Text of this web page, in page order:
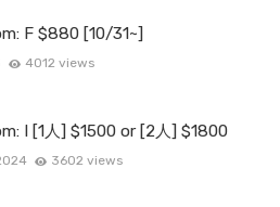
F $880 [10/31~]
4012 views
I [1人] $1500 or [2人] $1800
3602 views